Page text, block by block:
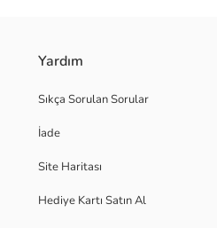
Yardım
Sıkça Sorulan Sorular
İade
Site Haritası
Hediye Kartı Satın Al